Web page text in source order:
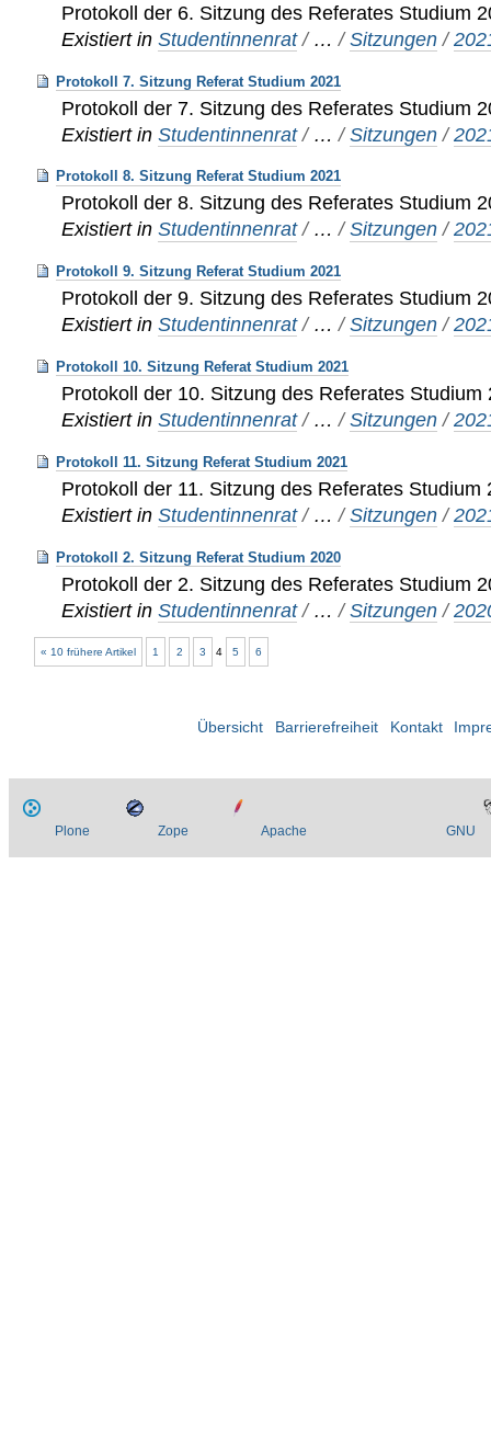
Protokoll der 6. Sitzung des Referates Studium
Existiert in Studentinnenrat / …/Sitzungen /
Protokoll 7. Sitzung Referat Studium 2021
Protokoll der 7. Sitzung des Referates Studium
Existiert in Studentinnenrat / …/Sitzungen /
Protokoll 8. Sitzung Referat Studium 2021
Protokoll der 8. Sitzung des Referates Studium
Existiert in Studentinnenrat / …/Sitzungen /
Protokoll 9. Sitzung Referat Studium 2021
Protokoll der 9. Sitzung des Referates Studium
Existiert in Studentinnenrat / …/Sitzungen /
Protokoll 10. Sitzung Referat Studium 2021
Protokoll der 10. Sitzung des Referates Studium
Existiert in Studentinnenrat / …/Sitzungen /
Protokoll 11. Sitzung Referat Studium 2021
Protokoll der 11. Sitzung des Referates Studium
Existiert in Studentinnenrat / …/Sitzungen /
Protokoll 2. Sitzung Referat Studium 2020
Protokoll der 2. Sitzung des Referates Studium
Existiert in Studentinnenrat / …/Sitzungen /
« 10 frühere Artikel 1 2 3 4 5 6
Übersicht Barrierefreiheit Kontakt
Plone Zope Apache GNU